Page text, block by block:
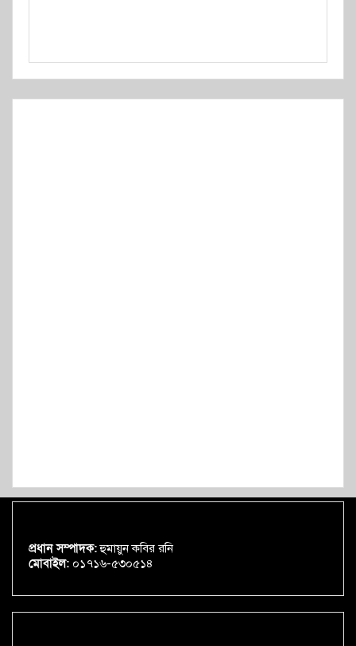
প্রধান সম্পাদক:হুমায়ুন কবির রনি
মোবাইল: ০১৭১৬-৫৩০৫১৪